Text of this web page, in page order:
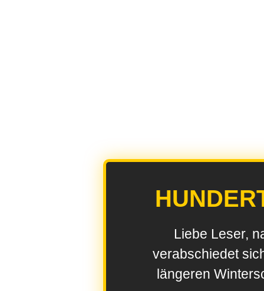
Liebe Leser,
verabschiedet
längeren